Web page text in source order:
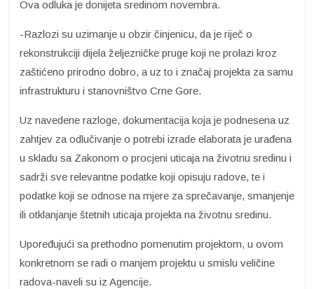
Ova odluka je donijeta sredinom novembra.
-Razlozi su uzimanje u obzir činjenicu, da je riječ o
rekonstrukciji dijela željezničke pruge koji ne prolazi kroz
zaštićeno prirodno dobro, a uz to i značaj projekta za samu
infrastrukturu i stanovništvo Crne Gore.
Uz navedene razloge, dokumentacija koja je podnesena uz
zahtjev za odlučivanje o potrebi izrade elaborata je urađena
u skladu sa Zakonom o procjeni uticaja na životnu sredinu i
sadrži sve relevantne podatke koji opisuju radove, te i
podatke koji se odnose na mjere za sprečavanje, smanjenje
ili otklanjanje štetnih uticaja projekta na životnu sredinu.
Upoređujući sa prethodno pomenutim projektom, u ovom
konkretnom se radi o manjem projektu u smislu veličine
radova-naveli su iz Agencije.